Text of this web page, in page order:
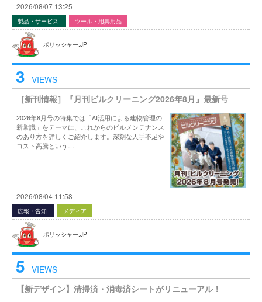
2026/08/07 13:25
製品・サービス ツール・用具用品
ポリッシャー.JP
3 VIEWS
［新刊情報］『月刊ビルクリーニング2026年8月』最新号
2026年8月号の特集では「AI活用による建物管理の
新常識」をテーマに、これからのビルメンテナンス
のあり方を詳しくご紹介します。深刻な人手不足や
コスト高騰という…
2026/08/04 11:58
広報・告知 メディア
ポリッシャー.JP
5 VIEWS
【新デザイン】清掃済・消毒済シートがリニューアル！